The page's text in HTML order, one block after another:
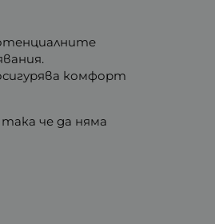
комфорт
че да няма